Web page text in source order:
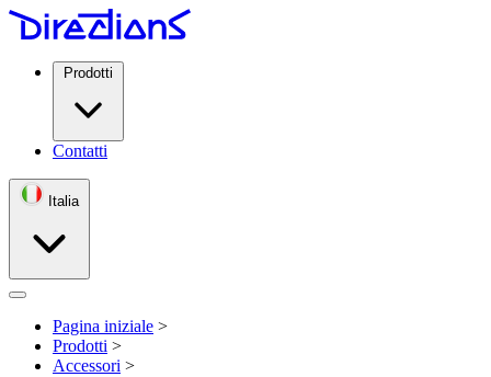
Prodotti
Contatti
Italia
Open menu
Pagina iniziale >
Prodotti >
Accessori >